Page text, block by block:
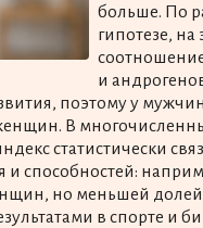
больше. По
гипотезе,
и
поэтому у
В
статистически
и способностей:
но меньшей долей
в спорте и